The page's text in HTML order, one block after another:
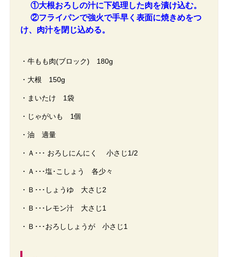
①大根おろしの汁に下処理した肉を漬け込む。
②フライパンで強火で手早く表面に焼きめをつ
け、肉汁を閉じ込める。
・牛もも肉(ブロック) 180g
・大根 150g
・まいたけ 1袋
・じゃがいも 1個
・油 適量
・Ａ･･･ おろしにんにく 小さじ1/2
・Ａ･･･塩･こしょう 各少々
・Ｂ･･･しょうゆ 大さじ2
・Ｂ･･･レモン汁 大さじ1
・Ｂ･･･おろししょうが 小さじ1